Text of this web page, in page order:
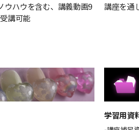
ウハウを含む、講義動画9
講可能
講座を通
学習用